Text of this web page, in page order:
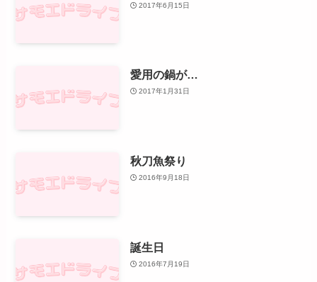
2017年6月15日
愛用の鍋が…
2017年1月31日
秋刀魚祭り
2016年9月18日
誕生日
2016年7月19日